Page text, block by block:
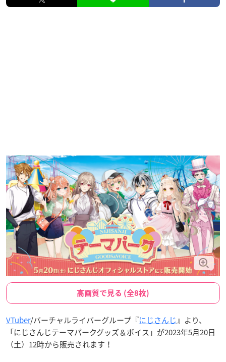
高画質で見る (全8枚)
VTuber/バーチャルライバーグループ『にじさんじ』より、
「にじさんじテーマパークグッズ＆ボイス」が2023年5月20日
（土）12時から販売されます！